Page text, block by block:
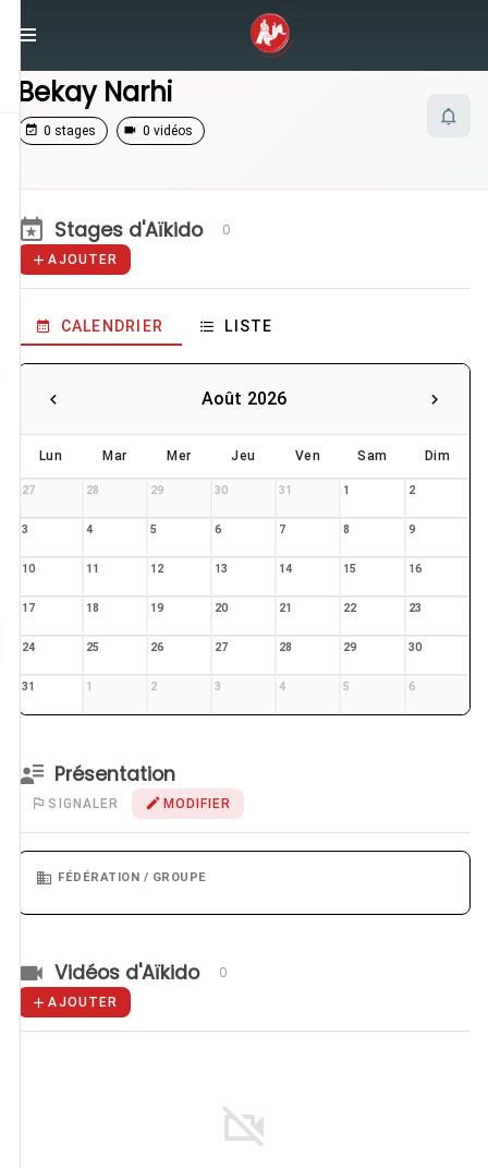
Bekay Narhi
Bekay Narhi
0 stages 0 vidéos
Stages d'Aïkido 0
AJOUTER
CALENDRIER LISTE
Août 2026
Lun Mar Mer Jeu Ven Sam Dim
27 28 29 30 31 1 2
3 4 5 6 7 8 9
10 11 12 13 14 15 16
17 18 19 20 21 22 23
24 25 26 27 28 29 30
31 1 2 3 4 5 6
Présentation
SIGNALER MODIFIER
FÉDÉRATION / GROUPE
Vidéos d'Aïkido 0
AJOUTER